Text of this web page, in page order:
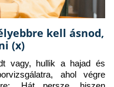
kell ásnod,
(x)
vagy, hullik a hajad és
ahol végre